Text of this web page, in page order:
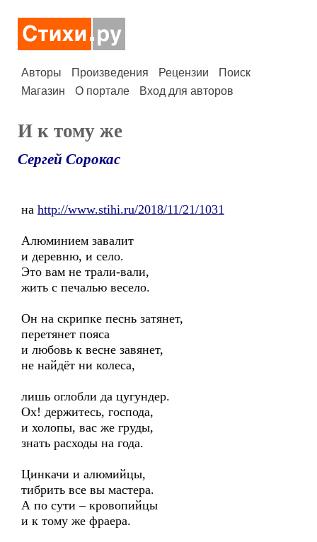
Авторы Произведения Рецензии
Поиск
Магазин
О портале Вход для авторов
И к тому же
Сергей Сорокас
на http://www.stihi.ru/2018/11/21/1031
Алюминием завалит
и деревню, и село.
Это вам не трали-вали,
жить с печалью весело.
Он на скрипке песнь затянет,
перетянет пояса
и любовь к весне завянет,
не найдёт ни колеса,
лишь оглобли да цугундер.
Ох! держитесь, господа,
и холопы, вас же груды,
знать расходы на года.
Цинкачи и алюмийцы,
тибрить все вы мастера.
А по сути – кровопийцы
и к тому же фраера.